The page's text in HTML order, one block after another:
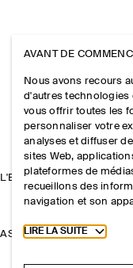
L'ENTREPRISE
ASSISTANCE
AVANT DE
Nous avons recours
d'autres technologies
vous offrir toutes les
personnaliser votre
analyses et diffuser
sites Web,
plateformes de
recueillons des
navigation et son
Toggle more
LIRE LA SUITE